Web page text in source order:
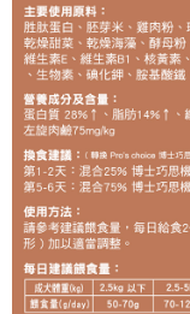
５．嚴禁一人註冊多個
恩沛科技股份有限公司